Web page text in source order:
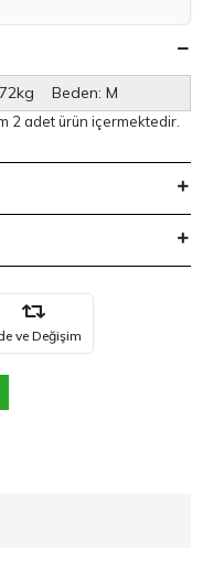
Beden: M
2 adet ürün içermektedir.
ve Değişim